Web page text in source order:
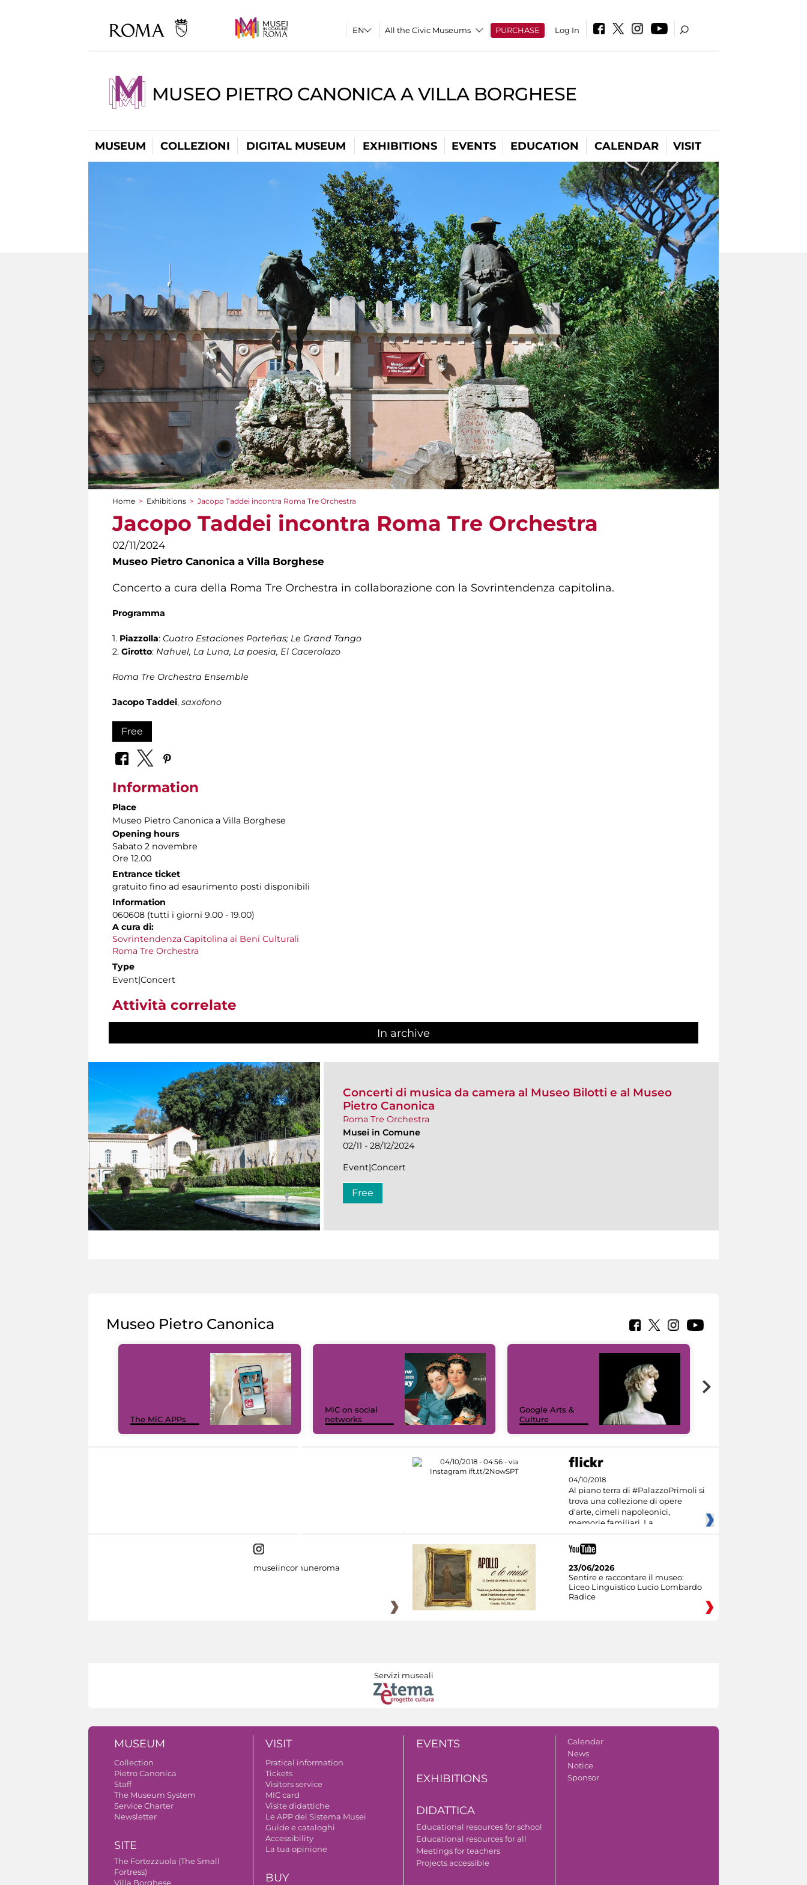
All the Civic Museums PURCHASE Log In
MUSEO PIETRO CANONICA A VILLA BORGHESE
MUSEUM COLLEZIONI DIGITAL MUSEUM EXHIBITIONS EVENTS EDUCATION CALENDAR VISIT
You are here
Home > Exhibitions > Jacopo Taddei incontra Roma Tre Orchestra
Jacopo Taddei incontra Roma Tre Orchestra
02/11/2024
Museo Pietro Canonica a Villa Borghese
Concerto a cura della Roma Tre Orchestra in collaborazione con la Sovrintendenza capitolina.
Programma
1. Piazzolla: Cuatro Estaciones Porteñas; Le Grand Tango
2. Girotto: Nahuel, La Luna, La poesia, El Cacerolazo
Roma Tre Orchestra Ensemble
Jacopo Taddei, saxofono
Free
Information
Place
Museo Pietro Canonica a Villa Borghese
Opening hours
Sabato 2 novembre
Ore 12.00
Entrance ticket
gratuito fino ad esaurimento posti disponibili
Information
060608 (tutti i giorni 9.00 - 19.00)
A cura di:
Sovrintendenza Capitolina ai Beni Culturali
Roma Tre Orchestra
Type
Event|Concert
Attività correlate
In archive
Concerti di musica da camera al Museo Bilotti e al Museo
Pietro Canonica
Roma Tre Orchestra
Musei in Comune
02/11 - 28/12/2024
Event|Concert
Free
Museo Pietro Canonica
The MiC APPs
MiC on social
networks
Google Arts &
Culture
04/10/2018
Al piano terra di #PalazzoPrimoli si
trova una collezione di opere
d’arte, cimeli napoleonici,
memorie familiari. La
museiincomuneroma
23/06/2026
Sentire e raccontare il museo:
Liceo Linguistico Lucio Lombardo
Radice
Servizi museali
MUSEUM
Collection
Pietro Canonica
Staff
The Museum System
Service Charter
Newsletter
SITE
The Fortezzuola (The Small
Fortress)
Villa Borghese
VISIT
Pratical information
Tickets
Visitors service
MIC card
Visite didattiche
Le APP del Sistema Musei
Guide e cataloghi
Accessibility
La tua opinione
BUY
EVENTS
EXHIBITIONS
DIDATTICA
Educational resources for school
Educational resources for all
Meetings for teachers
Projects accessible
Calendar
News
Notice
Sponsor